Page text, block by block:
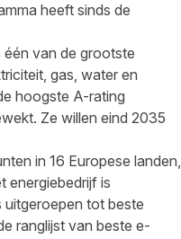
heeft sinds de
één van de grootste
gas, water en
hoogste A-rating
Ze willen eind 2035
in 16 Europese landen,
energiebedrijf is
uitgeroepen tot beste
ranglijst van beste e-